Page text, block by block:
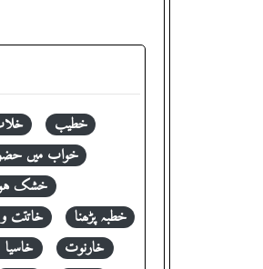
خطیب
خواب میں
خشک
خاتتت
خطبہ پڑھنا
خارنوت